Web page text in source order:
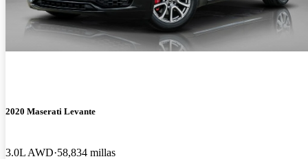
2020 Maserati Levante
3.0L AWD 58,834 millas